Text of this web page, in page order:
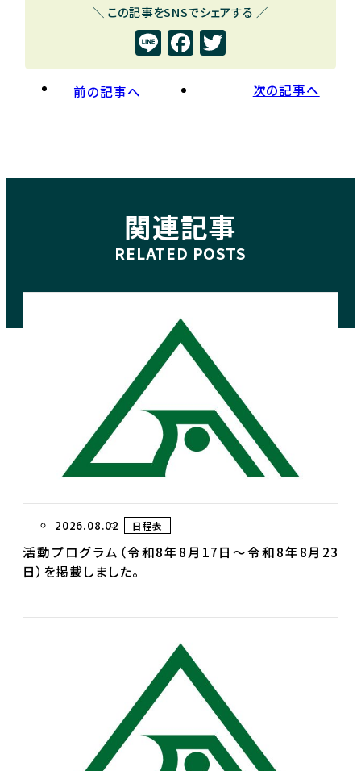
b
o
k
e
＼ この記事をSNSでシェアする ／
LineFacebook
Twitter
前の記事へ 次の記事へ
関連記事
2026.08.02 日程表
活動プログラム（令和8年8月17日～令和8年8月23
日）を掲載しました。